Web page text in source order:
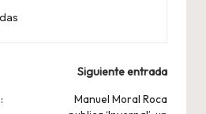
Siguiente entrada
Manuel Moral Roca